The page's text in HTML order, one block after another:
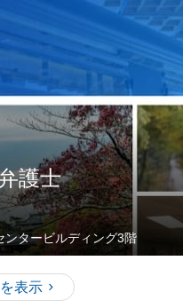
護士
タービルディング3階
表示